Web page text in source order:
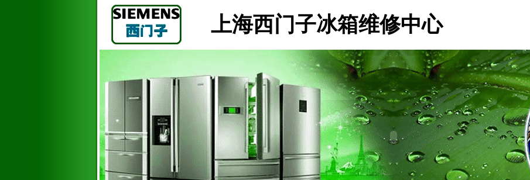
上海西门子冰箱维修中心